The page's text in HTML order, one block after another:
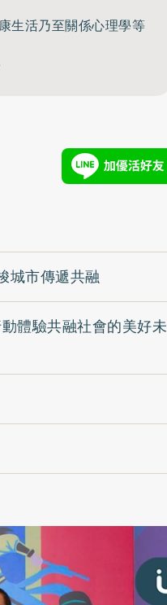
生活乃至關係心理學等
城市傳遞共融
體驗共融社會的美好未